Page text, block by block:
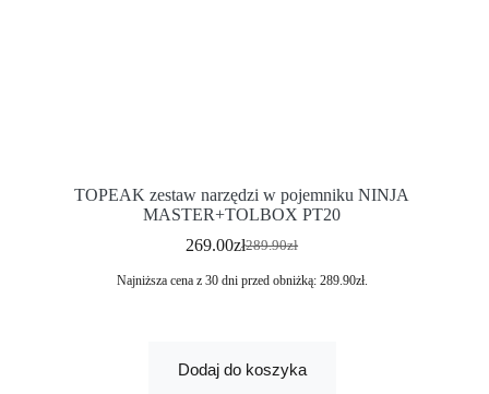
TOPEAK zestaw narzędzi w pojemniku NINJA
MASTER+TOLBOX PT20
289.90zł
269.00zł
Najniższa cena z 30 dni przed obniżką: 289.90zł.
Dodaj do koszyka